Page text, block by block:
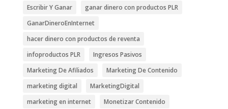
Escribir Y Ganar
ganar dinero con productos PLR
GanarDineroEnInternet
hacer dinero con productos de reventa
infoproductos PLR
Ingresos Pasivos
Marketing De Afiliados
Marketing De Contenido
marketing digital
MarketingDigital
marketing en internet
Monetizar Contenido